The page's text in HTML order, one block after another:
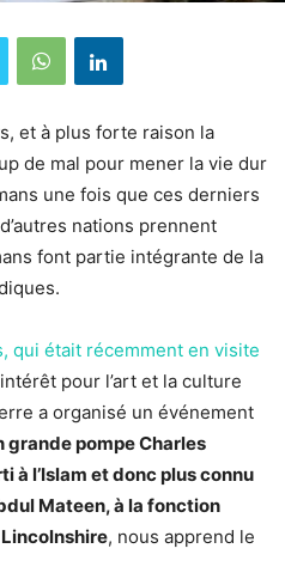
et à plus forte raison la
de mal pour mener la vie dur
une fois que ces derniers
nations prennent
font partie intégrante de la
qui était récemment en visite
pour l’art et la culture
a organisé un événement
grande pompe Charles
à l’Islam et donc plus connu
Mateen, à la fonction
, nous apprend le